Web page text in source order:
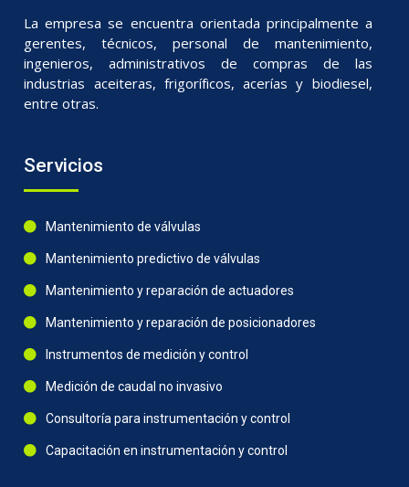
La empresa se encuentra orientada principalmente a
gerentes, técnicos, personal de mantenimiento,
ingenieros, administrativos de compras de las
industrias aceiteras, frigoríficos, acerías y biodiesel,
entre otras.
Servicios
Mantenimiento de válvulas
Mantenimiento predictivo de válvulas
Mantenimiento y reparación de actuadores
Mantenimiento y reparación de posicionadores
Instrumentos de medición y control
Medición de caudal no invasivo
Consultoría para instrumentación y control
Capacitación en instrumentación y control